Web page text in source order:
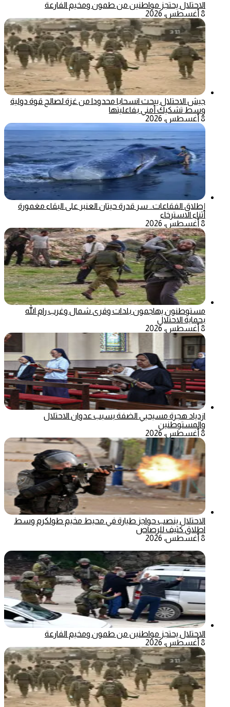
الاحتلال يحتجز مواطنين من طمون ومخيم الفارعة
8 أغسطس، 2026
جيش الاحتلال يبحث انسحابا محدودا من غزة لصالح قوة دولية
وسط تشكيك أمني بفاعليتها
8 أغسطس، 2026
إطلاق الفقاعات.. سر قدرة حيتان العنبر على البقاء مغمورة
أثناء الاسترخاء
8 أغسطس، 2026
مستوطنون يهاجمون بلدات وقرى شمال وغرب رام الله
بحماية الاحتلال
8 أغسطس، 2026
ازدياد هجرة مسيحيي الضفة بسبب عدوان الاحتلال
والمستوطنين
8 أغسطس، 2026
الاحتلال ينصب حواجز طيارة في محيط مخيم طولكرم وسط
اطلاق كثيف للرصاص
8 أغسطس، 2026
الاحتلال يحتجز مواطنين من طمون ومخيم الفارعة
8 أغسطس، 2026